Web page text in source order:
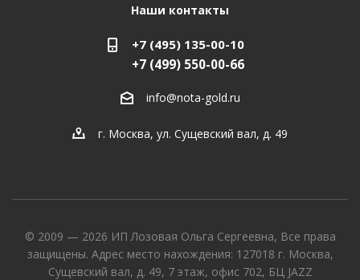
Наши контакты
+7 (495) 135-00-10
+7 (499) 550-00-66
info@nota-gold.ru
г. Москва, ул. Сущевский вал, д. 49
© 2009 — 2026 ИП Лозовая Ольга Сергеевна, Все права
защищены. Адрес место нахождения: 127018 г. Москва,
Сущевский вал, д. 49, 7 этаж, офис 702, БЦ JAZZ